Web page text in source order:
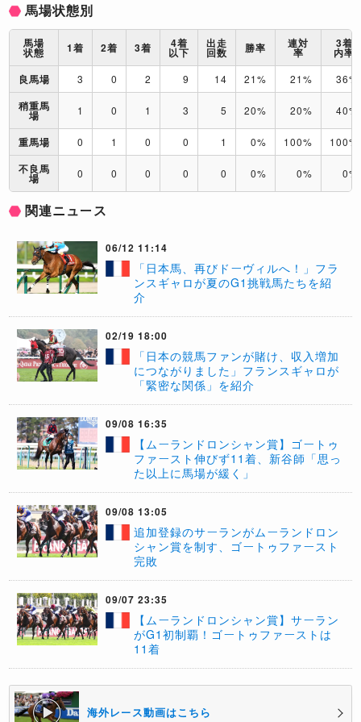
馬場状態別
馬場
状態 1着 2着 3着 4着
以下
出走
回数 勝率 連対
率
3着
内率
良馬場
3 0 2 9 14 21% 21% 36%
稍重馬
場 1 0 1 3 5 20% 20% 40%
重馬場 0 1 0 0 1 0% 100% 100%
不良馬
場 0 0 0 0 0 0% 0% 0%
関連ニュース
06/12 11:14
「日本馬、再びドーヴィルへ！」フラ
ンスギャロが夏のG1挑戦馬たちを紹
介
02/19 18:00
「日本の競馬ファンが賭け、収入増加
につながりました」フランスギャロが
「緊密な関係」を紹介
09/08 16:35
【ムーランドロンシャン賞】ゴートゥ
ファースト伸びず11着、新谷師「思っ
た以上に馬場が緩く」
09/08 13:05
​追加登録のサーランがムーランドロン
シャン賞を制す、ゴートゥファースト
完敗
09/07 23:35
【ムーランドロンシャン賞】サーラン
がG1初制覇！ゴートゥファーストは
11着
海外レース動画はこちら